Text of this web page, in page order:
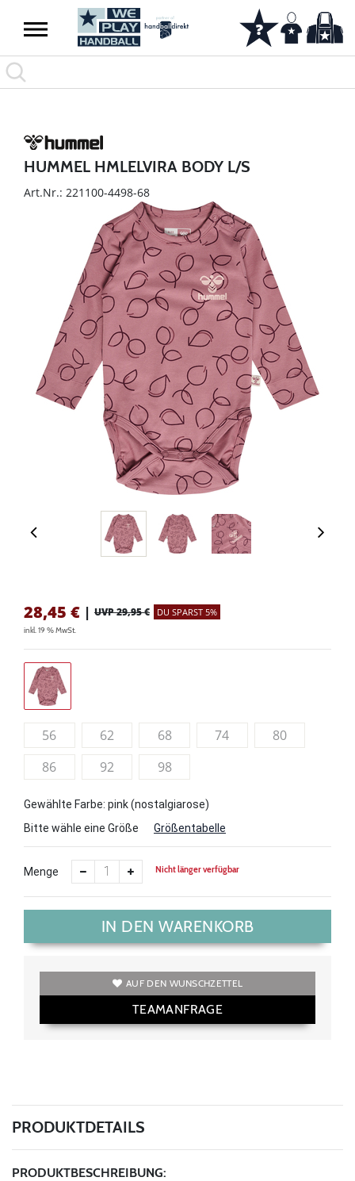
HUMMEL HMLELVIRA BODY L/S
Art.Nr.: 221100-4498-68
28,45 € | UVP 29,95 € DU SPARST 5%
inkl. 19 % MwSt.
56 62 68 74
80
86
92 98
Gewählte Farbe: pink (nostalgiarose)
Bitte wähle eine Größe
Größentabelle
Menge Nicht länger verfügbar
IN DEN WARENKORB
AUF DEN WUNSCHZETTEL
TEAMANFRAGE
PRODUKTDETAILS
PRODUKTBESCHREIBUNG: